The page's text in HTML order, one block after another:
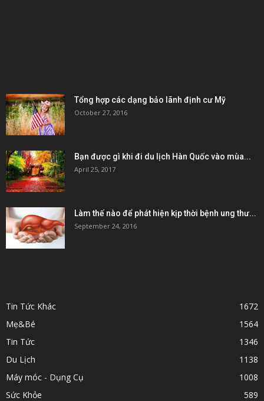
Tổng hợp các dạng bảo lãnh định cư Mỹ
October 27, 2016
Bạn được gì khi đi du lịch Hàn Quốc vào mùa...
April 25, 2017
Làm thế nào để phát hiện kịp thời bệnh ung thư...
September 24, 2016
Tin Tức Khác
1672
Mẹ&Bé
1564
Tin Tức
1346
Du Lịch
1138
Máy móc - Dụng Cụ
1008
Sức Khỏe
589